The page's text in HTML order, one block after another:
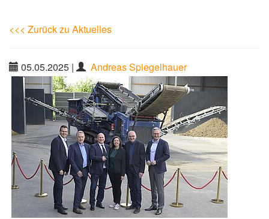
<<< Zurück zu Aktuelles
05.05.2025 | Andreas Spiegelhauer